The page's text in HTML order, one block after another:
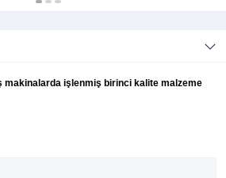
makinalarda işlenmiş birinci kalite malzeme